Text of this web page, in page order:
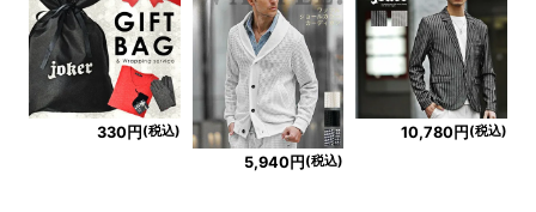
330円 (税込)
5,940円 (税込)
10,780円 (税込)